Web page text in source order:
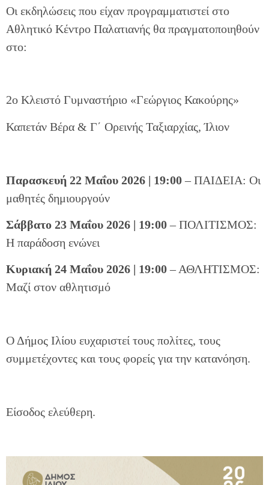
Οι εκδηλώσεις που είχαν προγραμματιστεί στο
Αθλητικό Κέντρο Παλατιανής θα πραγματοποιηθούν
στο:
2ο Κλειστό Γυμναστήριο «Γεώργιος Κακούρης»
Καπετάν Βέρα & Γ΄ Ορεινής Ταξιαρχίας, Ίλιον
Παρασκευή 22 Μαΐου 2026 | 19:00– ΠΑΙΔΕΙΑ: Οι
μαθητές δημιουργούν
Σάββατο 23 Μαΐου 2026 | 19:00– ΠΟΛΙΤΙΣΜΟΣ:
Η παράδοση ενώνει
Κυριακή 24 Μαΐου 2026 | 19:00– ΑΘΛΗΤΙΣΜΟΣ:
Μαζί στον αθλητισμό
Ο Δήμος Ιλίου ευχαριστεί τους πολίτες, τους
συμμετέχοντες και τους φορείς για την κατανόηση.
Είσοδος ελεύθερη.